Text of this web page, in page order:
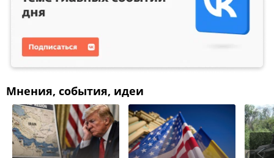
Мнения, события, идеи